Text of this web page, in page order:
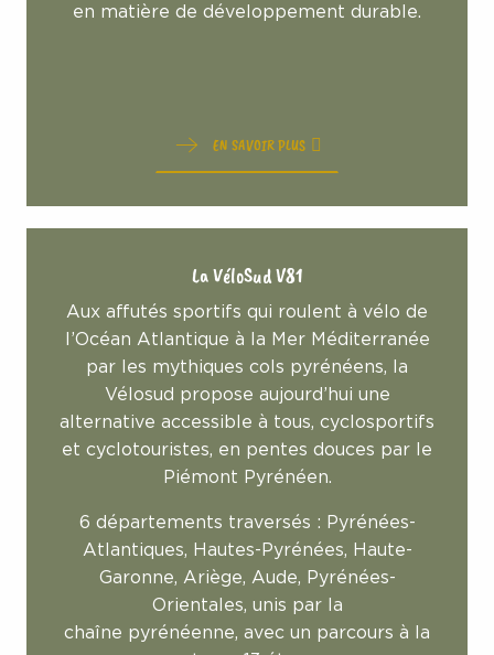
en matière de développement durable.
EN SAVOIR PLUS
La VéloSud V81
Aux affutés sportifs qui roulent à vélo de
l’Océan Atlantique à la Mer Méditerranée
par les mythiques cols pyrénéens, la
Vélosud propose aujourd’hui une
alternative accessible à tous, cyclosportifs
et cyclotouristes, en pentes douces par le
Piémont Pyrénéen.
6 départements traversés : Pyrénées-
Atlantiques, Hautes-Pyrénées, Haute-
Garonne, Ariège, Aude, Pyrénées-
Orientales, unis par la
chaîne pyrénéenne, avec un parcours à la